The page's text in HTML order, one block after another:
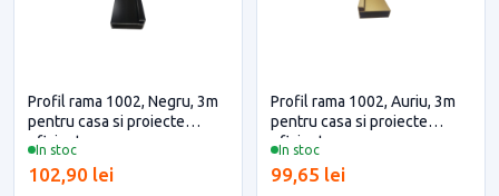
In stoc
Profil rama 1002, Negru, 3m
pentru casa si proiecte
eficiente
102,90 lei
In stoc
Profil rama 1002, Auriu, 3m
pentru casa si proiecte
eficiente
99,65 lei